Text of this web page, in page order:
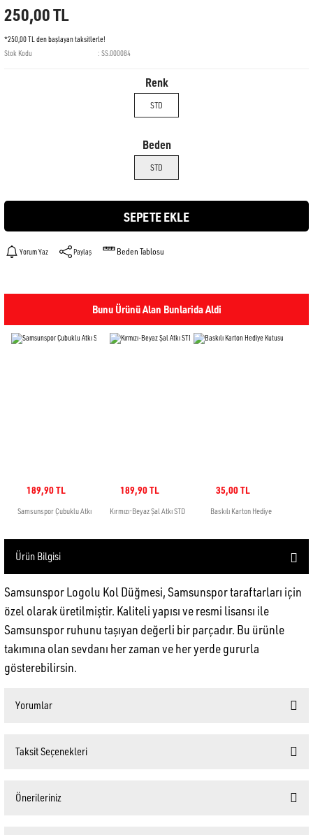
250,00 TL
*250,00 TL den başlayan taksitlerle!
Stok Kodu
SS.000084
Renk
STD
Beden
STD
SEPETE EKLE
Yorum Yaz Paylaş Beden Tablosu
Ürün Bilgisi
Samsunspor Logolu Kol Düğmesi, Samsunspor taraftarları için
özel olarak üretilmiştir. Kaliteli yapısı ve resmi lisansı ile
Samsunspor ruhunu taşıyan değerli bir parçadır. Bu ürünle
takımına olan sevdanı her zaman ve her yerde gururla
gösterebilirsin.
Yorumlar
Taksit Seçenekleri
Önerileriniz